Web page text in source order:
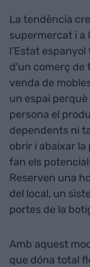
La tendència
supermercat i a
l’Estat
d’un comerç
venda de
un espai
persona el
dependents ni
obrir i abaixar
fan els
Reserven una
del local, un
portes de la
Amb aquest
que dóna total